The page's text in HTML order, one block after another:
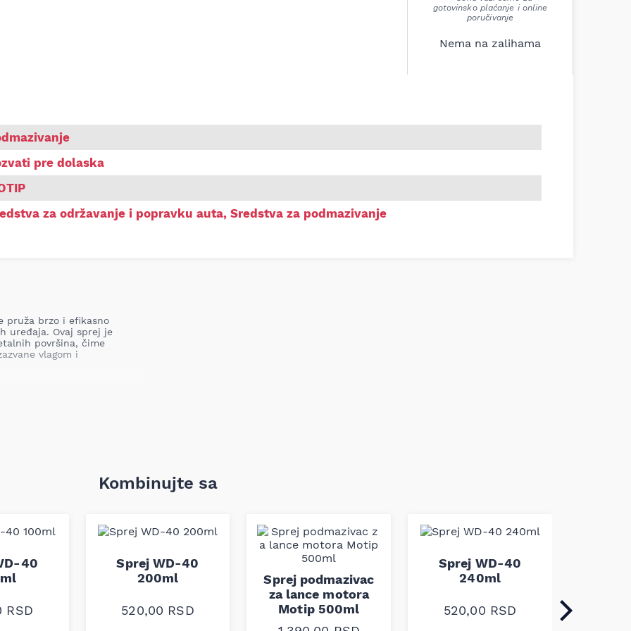
gotovinsko plaćanje i online
poručivanje
Nema na zalihama
pre dolaska
za održavanje i popravku auta, Sredstva za podmazivanje
pruža brzo i efikasno
uređaja. Ovaj sprej je
površina, čime
vlagom i
podmazivanje pokretnih
mehanizmi, šarke, i sl.
za maksimalnu
Kombinujte sa
40
RSD
Sprej WD-40
200ml
520,00 RSD
Sprej podmazivac
za lance motora
Motip 500ml
Sprej WD-40
240ml
520,00 RSD